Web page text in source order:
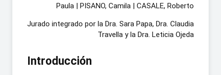
Paula | PISANO, Camila | CASALE, Roberto
Jurado integrado por la Dra. Sara Papa, Dra. Claudia
Travella y la Dra. Leticia Ojeda
Introducción